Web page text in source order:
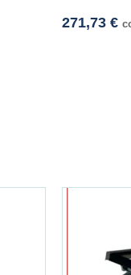
271,73 €